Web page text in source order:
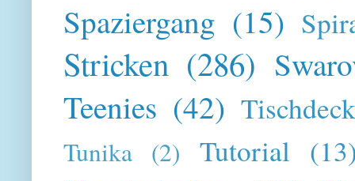
Spaziergang (15)
Stricken (286)
Teenies (42)
Tunika (2) Tutorial